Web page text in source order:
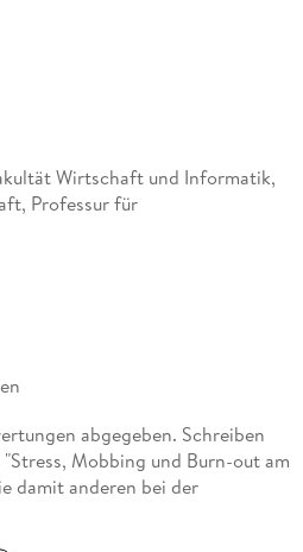
Wirtschaft und Informatik,
Professur für
des Bundes für
abgegeben. Schreiben
Mobbing und Burn-out am
damit anderen bei der